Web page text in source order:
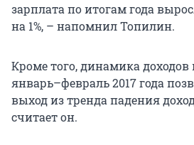
зарплата по итогам года
на 1%, – напомнил Топилин.
Кроме того, динамика доходов
январь–февраль 2017 года
выход из тренда падения
считает он.